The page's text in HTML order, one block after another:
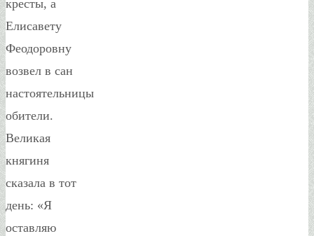
кресты, а
Елисавету
Феодоровну
возвел в сан
настоятельницы
обители.
Великая
княгиня
сказала в тот
день: «Я
оставляю